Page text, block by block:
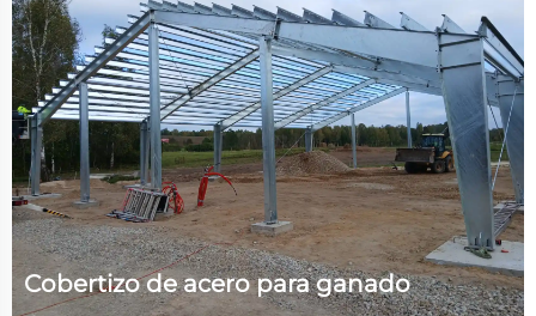
Cobertizo de acero para ganado